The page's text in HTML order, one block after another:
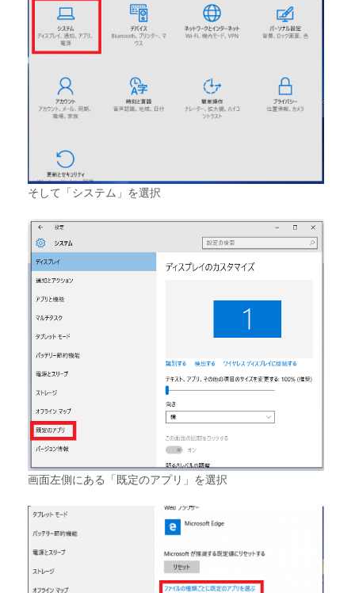
そして「システム」を選択
画面左側にある「既定のアプリ」を選択